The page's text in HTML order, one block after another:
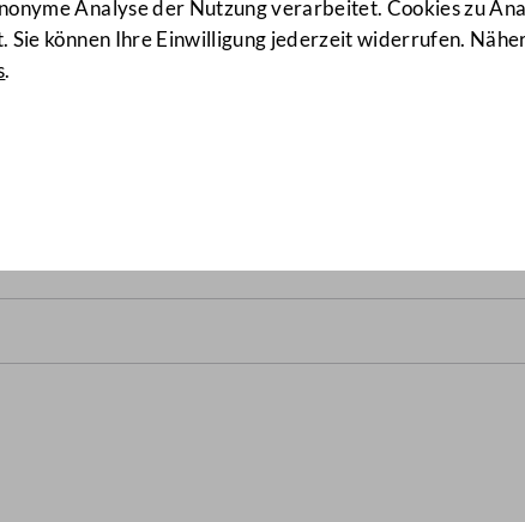
Analyse der Nutzung verarbeitet. Cookies zu
Sie können Ihre Einwilligung jederzeit widerrufen.
.
vom 15. Juni 1923